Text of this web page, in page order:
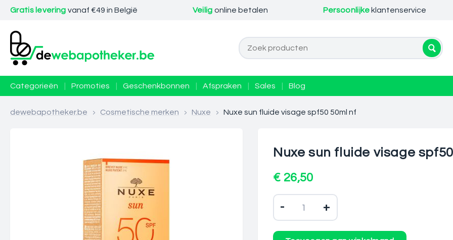
Gratis levering vanaf €49 in België Veilig online betalen Persoonlijke klantenservice
Categorieën Promoties Geschenkbonnen Afspraken Sales Blog
dewebapotheker.be > Cosmetische merken > Nuxe > Nuxe sun fluide visage spf50 50ml nf
Nuxe sun fluide visage
€ 26,50
- +